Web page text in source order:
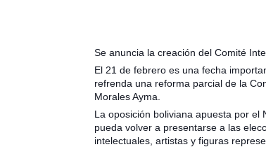
Se anuncia la creación del Comité
El 21 de febrero es una fecha
refrenda una reforma parcial de la
Morales Ayma.
La oposición boliviana apuesta por el
pueda volver a presentarse a las
intelectuales, artistas y figuras